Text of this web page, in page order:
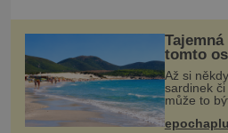
tomto
pytlovat
Až si
sardinek či
může to
do srdce
ostrov